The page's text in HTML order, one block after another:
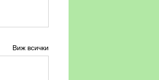
Виж всички